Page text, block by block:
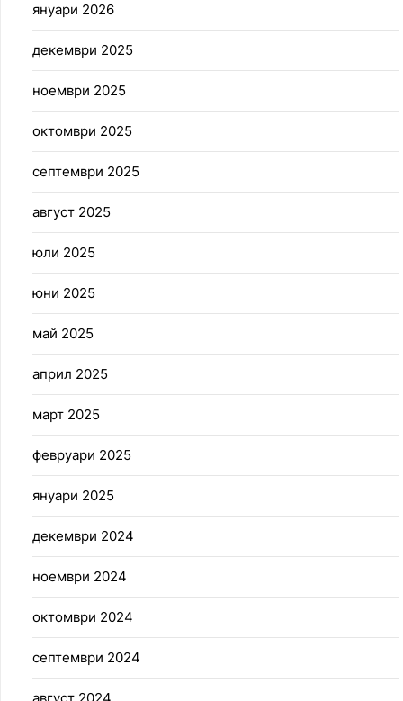
януари 2026
декември 2025
ноември 2025
октомври 2025
септември 2025
август 2025
юли 2025
юни 2025
май 2025
април 2025
март 2025
февруари 2025
януари 2025
декември 2024
ноември 2024
октомври 2024
септември 2024